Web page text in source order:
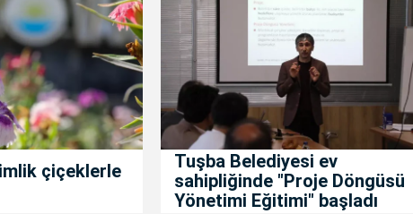
çiçeklerle
Tuşba Belediyesi ev
sahipliğinde "Proje Döngüsü
Yönetimi Eğitimi" başladı